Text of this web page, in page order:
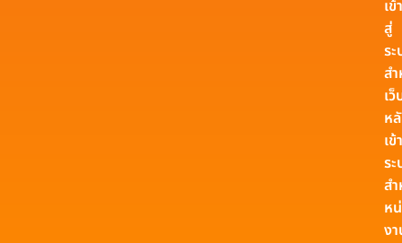
เข้า
สู่
ร
ส
เ
ห
เข้
ร
ส
ห
ง